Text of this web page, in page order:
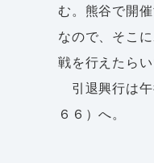
む。熊谷で開
なので、そこ
戦を行えたら
引退興行は
６６）へ。